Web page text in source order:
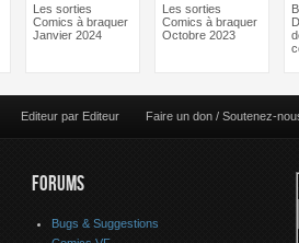
Les sorties
Comics à braquer
Janvier 2024
Les sorties
Comics à braquer
Octobre 2023
Editeur par Editeur Faire un don / Soutenez-
FORUMS
Bugs & Suggestions